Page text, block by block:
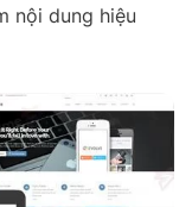
nội dung hiệu